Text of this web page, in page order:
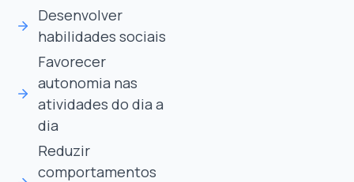
Desenvolver
habilidades sociais
Favorecer
autonomia nas
atividades do dia a
dia
Reduzir
comportamentos